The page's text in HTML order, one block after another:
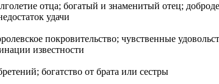
отца; богатый и знаменитый отец;
удачи
покровительство; чувственные
известности
богатство от брата или сестры